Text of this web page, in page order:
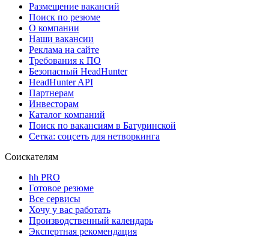
Размещение вакансий
Поиск по резюме
О компании
Наши вакансии
Реклама на сайте
Требования к ПО
Безопасный HeadHunter
HeadHunter API
Партнерам
Инвесторам
Каталог компаний
Поиск по вакансиям в Батуринской
Сетка: соцсеть для нетворкинга
Соискателям
hh PRO
Готовое резюме
Все сервисы
Хочу у вас работать
Производственный календарь
Экспертная рекомендация